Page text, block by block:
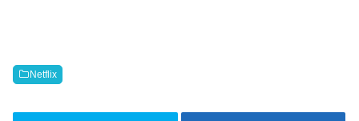
Netflix